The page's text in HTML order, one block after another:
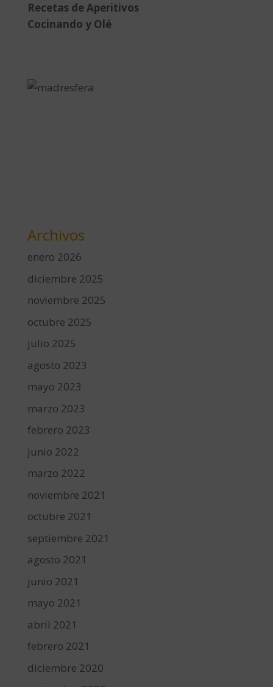
Recetas de Aperitivos
Cocinando y Olé
Archivos
enero 2026
diciembre 2025
noviembre 2025
octubre 2025
julio 2025
agosto 2023
mayo 2023
marzo 2023
febrero 2023
junio 2022
marzo 2022
noviembre 2021
octubre 2021
septiembre 2021
agosto 2021
junio 2021
mayo 2021
abril 2021
febrero 2021
diciembre 2020